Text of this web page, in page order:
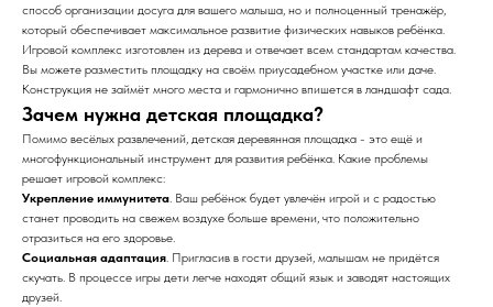
способ организации досуга для вашего малыша, но и полноценный тренажёр,
который обеспечивает максимальное развитие физических навыков ребёнка.
Игровой комплекс изготовлен из дерева и отвечает всем стандартам качества.
Вы можете разместить площадку на своём приусадебном участке или даче.
Конструкция не займёт много места и гармонично впишется в ландшафт сада.
Зачем нужна детская площадка?
Помимо весёлых развлечений, детская деревянная площадка - это ещё и
многофункциональный инструмент для развития ребёнка. Какие проблемы
решает игровой комплекс:
Укрепление иммунитета. Ваш ребёнок будет увлечён игрой и с радостью
станет проводить на свежем воздухе больше времени, что положительно
отразиться на его здоровье.
Социальная адаптация. Пригласив в гости друзей, малышам не придётся
скучать. В процессе игры дети легче находят общий язык и заводят настоящих
друзей.